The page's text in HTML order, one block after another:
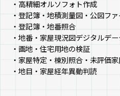
・高精細オルソフォト作成
・登記簿・地積測量図・公図フ
・登記簿・地番照合
・地番・家屋現況図デジタルデ
・画地・住宅用地の検証
・家屋特定・棟別照合・未評価
・地目・家屋経年異動判読